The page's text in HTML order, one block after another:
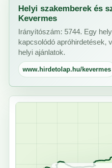
Helyi szakemberek és
Kevermes
Irányítószám: 5744. Egy
kapcsolódó apróhirdetések,
helyi ajánlatok.
www.hirdetolap.hu/kevermes